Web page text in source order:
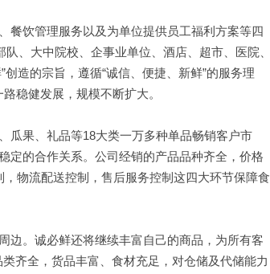
餐饮管理服务以及为单位提供员工福利方案等四
、大中院校、企事业单位、酒店、超市、医院、
造的宗旨，遵循“诚信、便捷、新鲜”的服务理
稳健发展，规模不断扩大。
瓜果、礼品等18大类一万多种单品畅销客户市
定的合作关系。公司经销的产品品种齐全，价格
物流配送控制，售后服务控制这四大环节保障食
边。诚必鲜还将继续丰富自己的商品，为所有客
齐全，货品丰富、食材充足，对仓储及代储能力